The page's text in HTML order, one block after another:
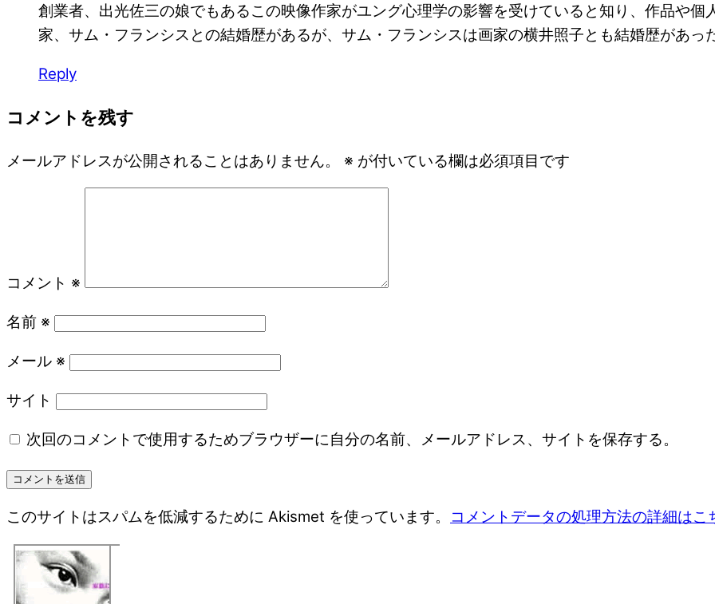
創業者、出光佐三の娘でもあるこの映像作家がユング心理学の影響を受けていると知り、作品や
家、サム・フランシスとの結婚歴があるが、サム・フランシスは画家の横井照子とも結婚歴があっ
Reply
コメントを残す
メールアドレスが公開されることはありません。 ※ が付いている欄は必須項目です
コメント ※
名前 ※
メール ※
サイト
次回のコメントで使用するためブラウザーに自分の名前、メールアドレス、サイトを保存する。
このサイトはスパムを低減するために Akismet を使っています。 コメントデータの処理方法の詳細はこ